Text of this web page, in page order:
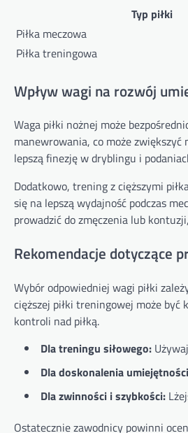
Typ piłki
Piłka meczowa
Piłka treningowa
Wpływ wagi na rozwój
Waga piłki nożnej może
manewrowania, co może zwiększyć
lepszą finezję w dryblingu i
Dodatkowo, trening z cięższymi
się na lepszą wydajność podczas
prowadzić do zmęczenia lub
Rekomendacje dotyczące
Wybór odpowiedniej wagi piłki
cięższej piłki treningowej może być
kontroli nad piłką.
Dla treningu siłowego:
Dla doskonalenia
Dla zwinności i szybkości:
Ostatecznie zawodnicy powinni